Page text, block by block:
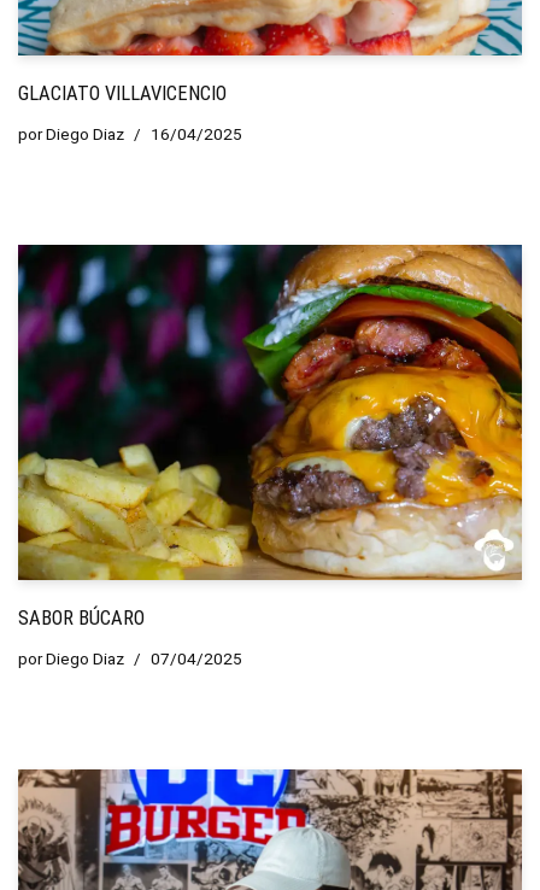
GLACIATO VILLAVICENCIO
porDiego Diaz 16/04/2025
SABOR BÚCARO
porDiego Diaz 07/04/2025